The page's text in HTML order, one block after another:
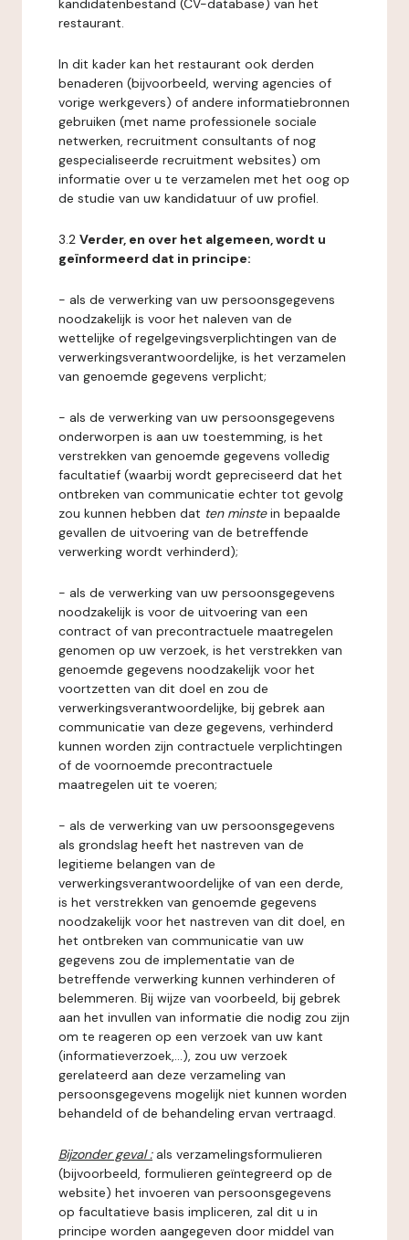
kandidatenbestand (CV-database) van het
restaurant.
In dit kader kan het restaurant ook derden
benaderen (bijvoorbeeld, werving agencies of
vorige werkgevers) of andere informatiebronnen
gebruiken (met name professionele sociale
netwerken, recruitment consultants of nog
gespecialiseerde recruitment websites) om
informatie over u te verzamelen met het oog op
de studie van uw kandidatuur of uw profiel.
3.2 Verder, en over het algemeen, wordt u
geïnformeerd dat in principe:
- als de verwerking van uw persoonsgegevens
noodzakelijk is voor het naleven van de
wettelijke of regelgevingsverplichtingen van de
verwerkingsverantwoordelijke, is het verzamelen
van genoemde gegevens verplicht;
- als de verwerking van uw persoonsgegevens
onderworpen is aan uw toestemming, is het
verstrekken van genoemde gegevens volledig
facultatief (waarbij wordt gepreciseerd dat het
ontbreken van communicatie echter tot gevolg
zou kunnen hebben dat ten minstein bepaalde
gevallen de uitvoering van de betreffende
verwerking wordt verhinderd);
- als de verwerking van uw persoonsgegevens
noodzakelijk is voor de uitvoering van een
contract of van precontractuele maatregelen
genomen op uw verzoek, is het verstrekken van
genoemde gegevens noodzakelijk voor het
voortzetten van dit doel en zou de
verwerkingsverantwoordelijke, bij gebrek aan
communicatie van deze gegevens, verhinderd
kunnen worden zijn contractuele verplichtingen
of de voornoemde precontractuele
maatregelen uit te voeren;
- als de verwerking van uw persoonsgegevens
als grondslag heeft het nastreven van de
legitieme belangen van de
verwerkingsverantwoordelijke of van een derde,
is het verstrekken van genoemde gegevens
noodzakelijk voor het nastreven van dit doel, en
het ontbreken van communicatie van uw
gegevens zou de implementatie van de
betreffende verwerking kunnen verhinderen of
belemmeren. Bij wijze van voorbeeld, bij gebrek
aan het invullen van informatie die nodig zou zijn
om te reageren op een verzoek van uw kant
(informatieverzoek,...), zou uw verzoek
gerelateerd aan deze verzameling van
persoonsgegevens mogelijk niet kunnen worden
behandeld of de behandeling ervan vertraagd.
Bijzonder geval : als verzamelingsformulieren
(bijvoorbeeld, formulieren geïntegreerd op de
website) het invoeren van persoonsgegevens
op facultatieve basis impliceren, zal dit u in
principe worden aangegeven door middel van